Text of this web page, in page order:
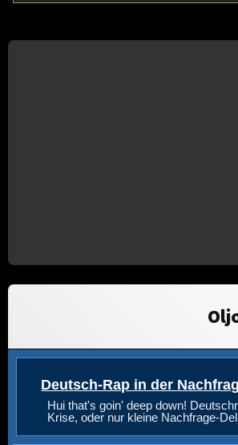
Deutsch-Rap in der
Hui that's goin' deep down!
Krise, oder nur kleine Nachfrage-